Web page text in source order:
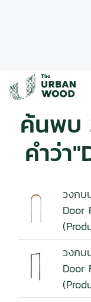
ค้นพบ
คำว่า
วงกบ
Door
วงกบ
Door